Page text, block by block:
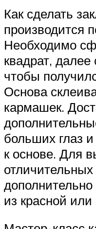
Как сделать
производится
Необходимо
квадрат, далее
чтобы
Основа
кармашек.
больших глаз
к основе. Для
из красной